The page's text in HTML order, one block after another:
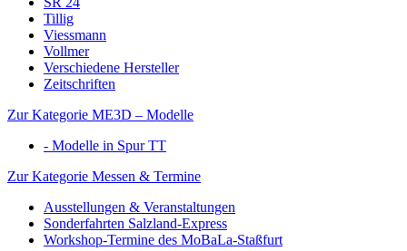
Tillig
Viessmann
Vollmer
Verschiedene Hersteller
Zeitschriften
Zur Kategorie ME3D – Modelle
- Modelle in Spur TT
Zur Kategorie Messen & Termine
Ausstellungen & Veranstaltungen
Sonderfahrten Salzland-Express
Workshop-Termine des MoBaLa-Staßfurt